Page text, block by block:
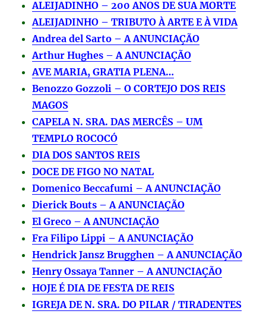
ALEIJADINHO – 200 ANOS DE SUA MORTE
ALEIJADINHO – TRIBUTO À ARTE E À VIDA
Andrea del Sarto – A ANUNCIAÇÃO
Arthur Hughes – A ANUNCIAÇÃO
AVE MARIA, GRATIA PLENA…
Benozzo Gozzoli – O CORTEJO DOS REIS
MAGOS
CAPELA N. SRA. DAS MERCÊS – UM
TEMPLO ROCOCÓ
DIA DOS SANTOS REIS
DOCE DE FIGO NO NATAL
Domenico Beccafumi – A ANUNCIAÇÃO
Dierick Bouts – A ANUNCIAÇÃO
El Greco – A ANUNCIAÇÃO
Fra Filipo Lippi – A ANUNCIAÇÃO
Hendrick Jansz Brugghen – A ANUNCIAÇÃO
Henry Ossaya Tanner – A ANUNCIAÇÃO
HOJE É DIA DE FESTA DE REIS
IGREJA DE N. SRA. DO PILAR / TIRADENTES